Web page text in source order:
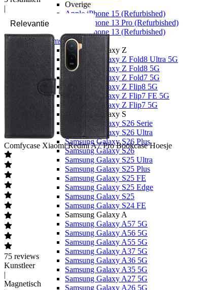
Overige
Apple iPhone 15 (Refurbished)
Apple iPhone 13 Pro (Refurbished)
Apple iPhone 13 (Refurbished)
Samsung
Samsung Galaxy Z
Samsung Galaxy Z Fold8 Ultra 5G
Samsung Galaxy Z Fold8 5G
Samsung Galaxy Z Fold7 5G
Samsung Galaxy Z Flip8 5G
Samsung Galaxy Z Flip7 FE 5G
Samsung Galaxy Z Flip7 5G
Samsung Galaxy S
Samsung Galaxy S26 Serie
Samsung Galaxy S26 Ultra
Samsung Galaxy S26 Plus
Samsung Galaxy S26
Samsung Galaxy S25 Ultra
Samsung Galaxy S25 Plus
Samsung Galaxy S25 FE
Samsung Galaxy S25 Edge
Samsung Galaxy S25
Samsung Galaxy S24 FE
Samsung Galaxy A
Samsung Galaxy A57 5G
Samsung Galaxy A56 5G
Samsung Galaxy A55 5G
Samsung Galaxy A37 5G
Samsung Galaxy A36 5G
Samsung Galaxy A35 5G
Samsung Galaxy A27 5G
Samsung Galaxy A26 5G
|
Comfycase Xiaomi Redmi A7 Pro Bookcase Hoesje
75 reviews
Kunstleer
|
Magnetisch